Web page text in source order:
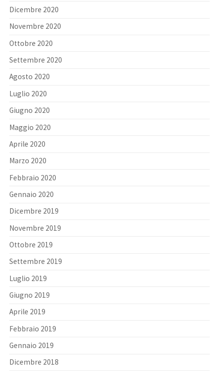
Dicembre 2020
Novembre 2020
Ottobre 2020
Settembre 2020
Agosto 2020
Luglio 2020
Giugno 2020
Maggio 2020
Aprile 2020
Marzo 2020
Febbraio 2020
Gennaio 2020
Dicembre 2019
Novembre 2019
Ottobre 2019
Settembre 2019
Luglio 2019
Giugno 2019
Aprile 2019
Febbraio 2019
Gennaio 2019
Dicembre 2018